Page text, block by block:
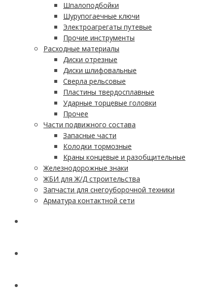
Шпалоподбойки
Шурупогаечные ключи
Электроагрегаты путевые
Прочие инструменты
Расходные материалы
Диски отрезные
Диски шлифовальные
Сверла рельсовые
Пластины твердосплавные
Ударные торцевые головки
Прочее
Части подвижного состава
Запасные части
Колодки тормозные
Краны концевые и разобщительные
Железнодорожные знаки
ЖБИ для Ж/Д строительства
Запчасти для снегоуборочной техники
Арматура контактной сети